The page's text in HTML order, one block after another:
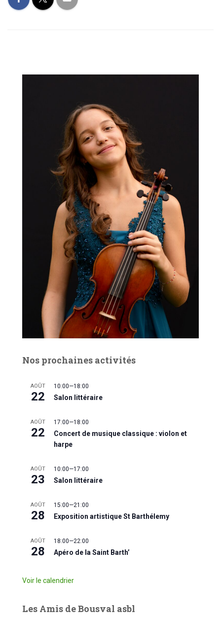
Nos prochaines activités
AOÛT
22
10:00—18:00
Salon littéraire
AOÛT
22
17:00—18:00
Concert de musique classique : violon et
harpe
AOÛT
23
10:00—17:00
Salon littéraire
AOÛT
28
15:00—21:00
Exposition artistique St Barthélemy
AOÛT
28
18:00—22:00
Apéro de la Saint Barth’
Voir le calendrier
Les Amis de Bousval asbl